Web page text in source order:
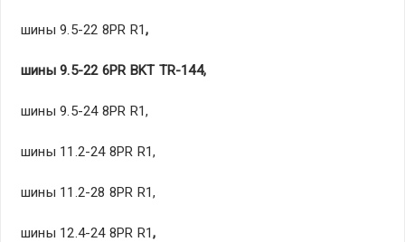
шины 9.5-22 8PR R1,
шины 9.5-22 6PR BKT TR-144,
шины 9.5-24 8PR R1,
шины 11.2-24 8PR R1,
шины 11.2-28 8PR R1,
шины 12.4-24 8PR R1,